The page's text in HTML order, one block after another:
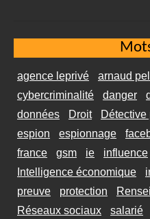
agence leprivé arnaud
cybercriminalité
danger
données
Droit Détective
espion
espionnage
france
gsm ie influence
Intelligence économique
preuve
protection
Réseaux sociaux
salarié